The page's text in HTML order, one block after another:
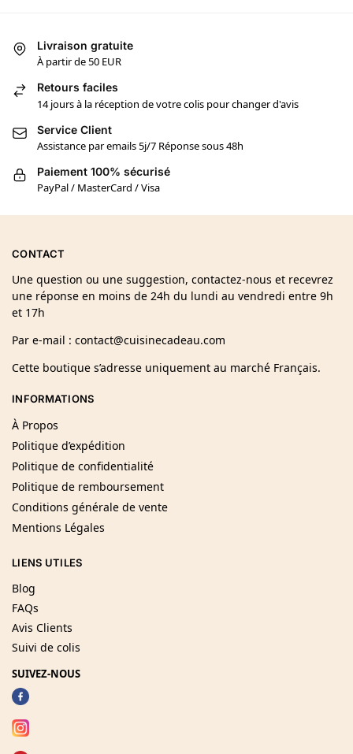
Livraison gratuite
À partir de 50 EUR
Retours faciles
14 jours à la réception de votre colis pour changer d'avis
Service Client
Assistance par emails 5j/7 Réponse sous 48h
Paiement 100% sécurisé
PayPal / MasterCard / Visa
CONTACT
Une question ou une suggestion, contactez-nous et recevrez
une réponse en moins de 24h du lundi au vendredi entre 9h
et 17h
Par e-mail : contact@cuisinecadeau.com
Cette boutique s’adresse uniquement au marché Français.
INFORMATIONS
À Propos
Politique d’expédition
Politique de confidentialité
Politique de remboursement
Conditions générale de vente
Mentions Légales
LIENS UTILES
Blog
FAQs
Avis Clients
Suivi de colis
SUIVEZ-NOUS